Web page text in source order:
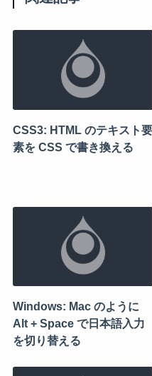
CSS3: HTML のテキスト要
素を CSS で書き換える
Windows: Mac のように
Alt + Space で日本語入力
を切り替える